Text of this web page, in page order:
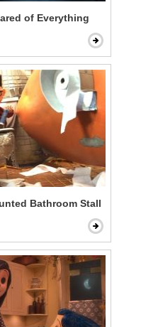
of Everything
Bathroom Stall